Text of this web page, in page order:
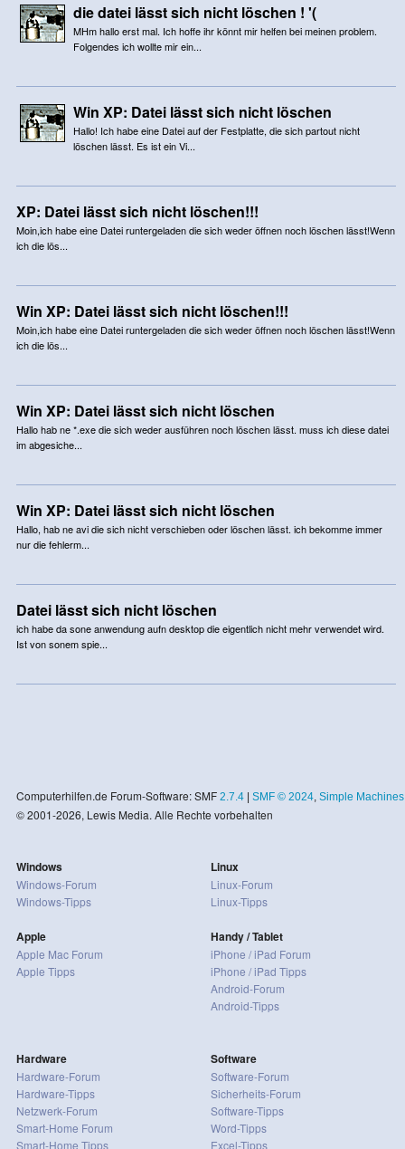
die datei lässt sich nicht löschen ! '(
MHm hallo erst mal. Ich hoffe ihr könnt mir helfen bei meinen problem.
Folgendes ich wollte mir ein...
Win XP: Datei lässt sich nicht löschen
Hallo! Ich habe eine Datei auf der Festplatte, die sich partout nicht
löschen lässt. Es ist ein Vi...
XP: Datei lässt sich nicht löschen!!!
Moin,ich habe eine Datei runtergeladen die sich weder öffnen noch löschen lässt!Wenn
ich die lös...
Win XP: Datei lässt sich nicht löschen!!!
Moin,ich habe eine Datei runtergeladen die sich weder öffnen noch löschen lässt!Wenn
ich die lös...
Win XP: Datei lässt sich nicht löschen
Hallo hab ne *.exe die sich weder ausführen noch löschen lässt. muss ich diese datei
im abgesiche...
Win XP: Datei lässt sich nicht löschen
Hallo, hab ne avi die sich nicht verschieben oder löschen lässt. ich bekomme immer
nur die fehlerm...
Datei lässt sich nicht löschen
ich habe da sone anwendung aufn desktop die eigentlich nicht mehr verwendet wird.
Ist von sonem spie...
Computerhilfen.de Forum-Software: SMF 2.7.4| SMF © 2024, Simple Machines
© 2001-2026, Lewis Media. Alle Rechte vorbehalten
Windows
Windows-Forum
Windows-Tipps
Apple
Apple Mac Forum
Apple Tipps
Linux
Linux-Forum
Linux-Tipps
Handy / Tablet
iPhone / iPad Forum
iPhone / iPad Tipps
Android-Forum
Android-Tipps
Hardware
Hardware-Forum
Hardware-Tipps
Netzwerk-Forum
Smart-Home Forum
Smart-Home Tipps
Software
Software-Forum
Sicherheits-Forum
Software-Tipps
Word-Tipps
Excel-Tipps